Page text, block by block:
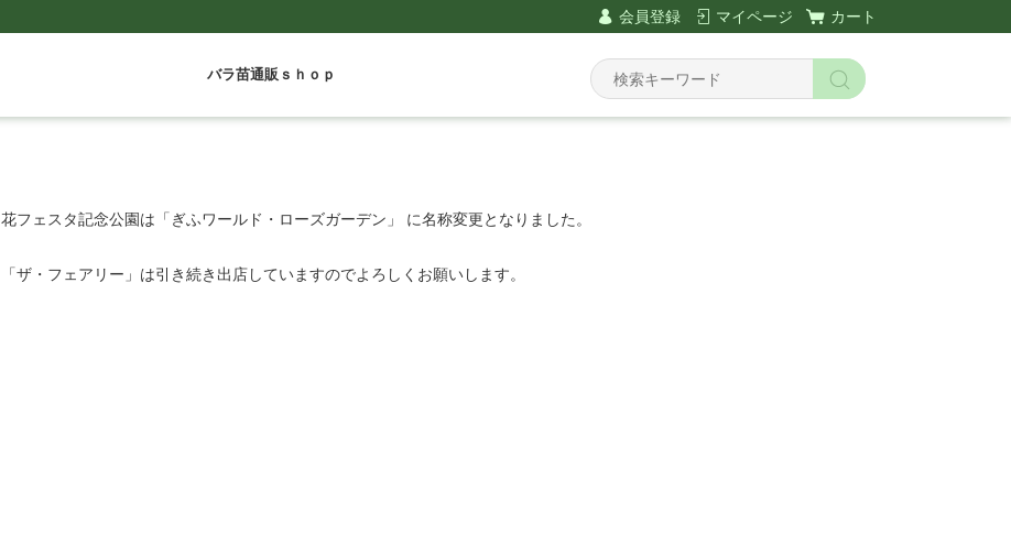
会員登録 マイページ カート
バラ苗通販ｓｈｏｐ
花フェスタ記念公園は「ぎふワールド・ローズガーデン」 に名称変更となりました。
「ザ・フェアリー」は引き続き出店していますのでよろしくお願いします。